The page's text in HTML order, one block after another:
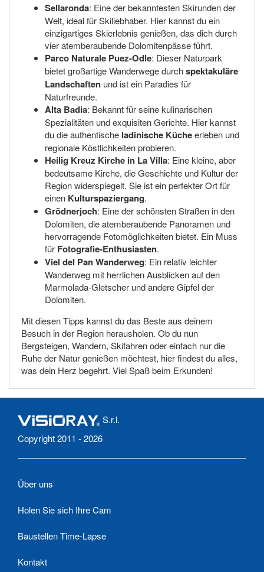
Sellaronda: Eine der bekanntesten Skirunden der
Welt, ideal für Skiliebhaber. Hier kannst du ein
einzigartiges Skierlebnis genießen, das dich durch
vier atemberaubende Dolomitenpässe führt.
Parco Naturale Puez-Odle: Dieser Naturpark
bietet großartige Wanderwege durchspektakuläre
Landschaften und ist ein Paradies für
Naturfreunde.
Alta Badia: Bekannt für seine kulinarischen
Spezialitäten und exquisiten Gerichte. Hier kannst
du die authentische ladinische Kücheerleben und
regionale Köstlichkeiten probieren.
Heilig Kreuz Kirche in La Villa: Eine kleine, aber
bedeutsame Kirche, die Geschichte und Kultur der
Region widerspiegelt. Sie ist ein perfekter Ort für
einen Kulturspaziergang.
Grödnerjoch: Eine der schönsten Straßen in den
Dolomiten, die atemberaubende Panoramen und
hervorragende Fotomöglichkeiten bietet. Ein Muss
für Fotografie-Enthusiasten.
Viel del Pan Wanderweg: Ein relativ leichter
Wanderweg mit herrlichen Ausblicken auf den
Marmolada-Gletscher und andere Gipfel der
Dolomiten.
Mit diesen Tipps kannst du das Beste aus deinem
Besuch in der Region herausholen. Ob du nun
Bergsteigen, Wandern, Skifahren oder einfach nur die
Ruhe der Natur genießen möchtest, hier findest du alles,
was dein Herz begehrt. Viel Spaß beim Erkunden!
S.r.l.
Copyright 2011 - 2026
Über uns
Holen Sie sich Ihre Cam
Baustellen Time-Lapse
Kontakt